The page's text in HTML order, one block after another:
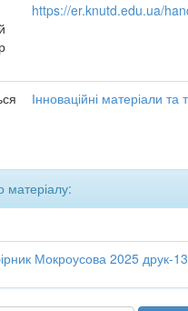
https://er.knutd.edu.ua/
Інноваційні матеріали та
матеріалу:
Мокроусова 2025 друк-